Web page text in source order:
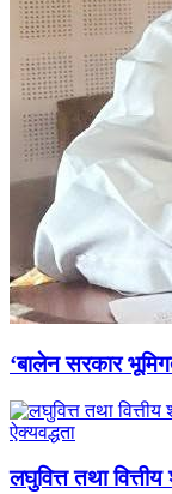
‘बालेन सरकार
लघुवित्त तथा